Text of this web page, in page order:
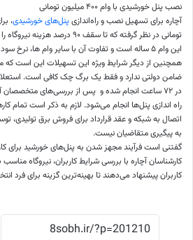
نصب پنل خورشیدی با وام ۴۰۰ میلیون تومانی
آچاره برای تسهیل نصب و راه‌اندازیپنل‌های خورشیدی
تومانی در نظر گرفته که تا سقف
این وام ۵ ساله است و تفاوت آن با سایر وام ها، نرخ سود پایین آن، یعنی ۱۴ درصد است.
همچنین از دیگر شرایط ویژه این تسهیلات این است که
ضامن دولتی ندارد و فقط یک برگ چک کافی است. استعلام
راه اندازی پنل‌ها انجام می‌شود. لازم به ذکر است تمام
اتصال به شبکه و عقد قرارداد برای فروش برق تولیدی،
به پیگیری متقاضیان نیست.
گفتنی است فرآیند مجهز شدن به پنل‌های خورشید برای
کارشناسان آچاره با بررسی شرایط کاربران، نیروگاه مناسب
کاربران پیشنهاد می‌دهند تا بهینه‌ترین گزینه برای فرد